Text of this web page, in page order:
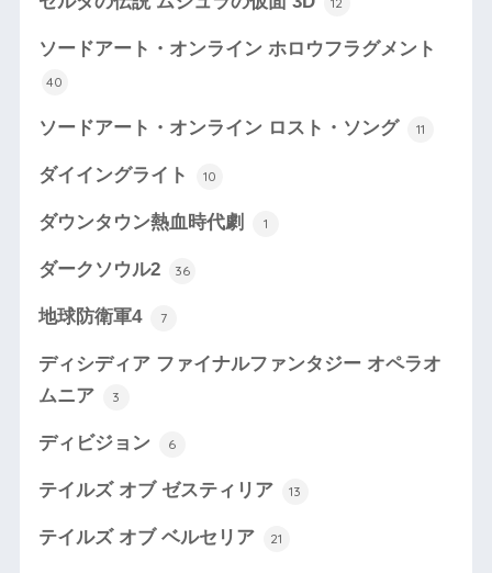
ソードアート・オンライン ホロウフラグメント
40
ソードアート・オンライン ロスト・ソング 11
ダイイングライト 10
ダウンタウン熱血時代劇 1
ダークソウル2 36
地球防衛軍4 7
ディシディア ファイナルファンタジー オペラオ
ムニア
3
ディビジョン 6
テイルズ オブ ゼスティリア 13
テイルズ オブ ベルセリア 21